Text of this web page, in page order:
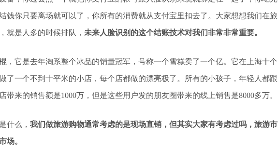
钱你只要离场就可以了，你所有的消费就从支付宝里扣去了。大家想想我们在旅
就是人多的时候排队， 未来人脸识别的这个结账技术对我们非常非常重要。
，它是去年淘系整个冰品的销量冠军，号称一个雪糕卖了一个亿。它在上海十个
了一个不到十平米的小店，每个店都做的漂亮极了。所有的小孩子，年轻人都跟
带来的销售额是1000万，但是这些用户发的朋友圈带来的线上销售是8000多万。
什么， 我们做旅游购物通常考虑的是现场直销，但其实大家有考虑过吗，旅游市
场。